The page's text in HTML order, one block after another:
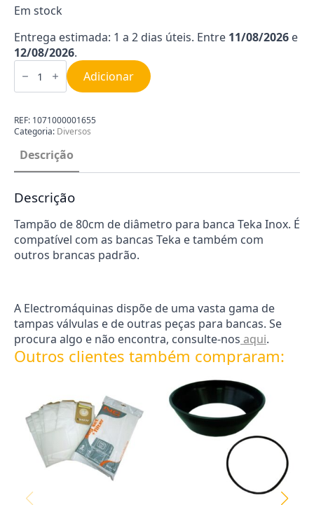
Em stock
Entrega estimada: 1 a 2 dias úteis. Entre 11/08/2026 e
12/08/2026.
Quantidade
de
para
Teka
Inox
1071000001655
Adicionar
REF: 1071000001655
Categoria: Diversos
Descrição
Descrição
Tampão de 80cm de diâmetro para banca Teka Inox. É
compatível com as bancas Teka e também com
outros brancas padrão.
A Electromáquinas dispõe de uma vasta gama de
tampas válvulas e de outras peças para bancas. Se
procura algo e não encontra, consulte-nos aqui.
Outros clientes também compraram: